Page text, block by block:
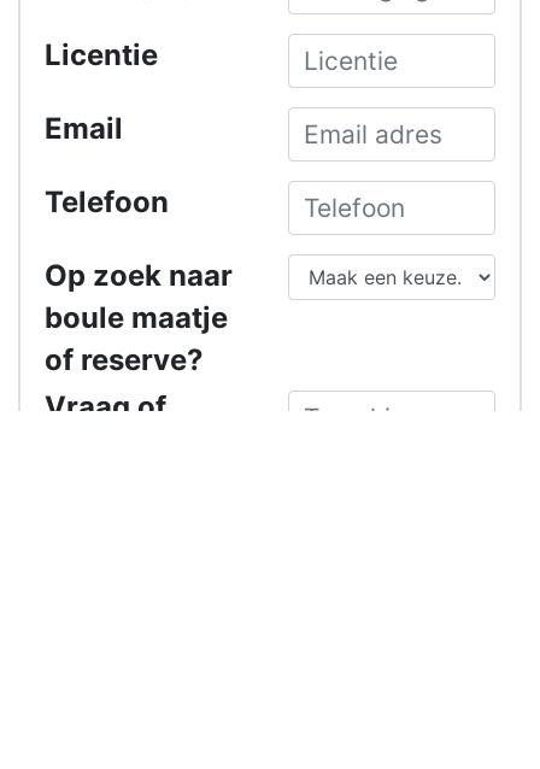
Licentie
Email
Telefoon
Op zoek naar
boule maatje
of reserve?
Vraag of